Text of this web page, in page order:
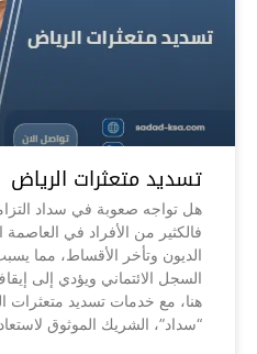
تسديد متعثرات الرياض
هل تواجه صعوبة في سداد
فالكثير من الأفراد في
الديون وتأخر الأقساط، مما
السجل الائتماني ويؤدي إلى
هنا، مع خدمات تسديد متعثرات
“سداد”، الشريك الموثوق